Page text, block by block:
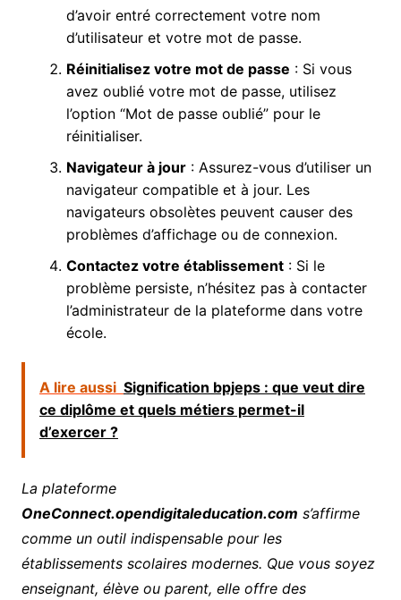
d’avoir entré correctement votre nom
d’utilisateur et votre mot de passe.
Réinitialisez votre mot de passe : Si vous
avez oublié votre mot de passe, utilisez
l’option “Mot de passe oublié” pour le
réinitialiser.
Navigateur à jour: Assurez-vous d’utiliser un
navigateur compatible et à jour. Les
navigateurs obsolètes peuvent causer des
problèmes d’affichage ou de connexion.
Contactez votre établissement: Si le
problème persiste, n’hésitez pas à contacter
l’administrateur de la plateforme dans votre
école.
A lire aussi Signification bpjeps : que veut dire
ce diplôme et quels métiers permet-il
d’exercer ?
La plateforme
OneConnect.opendigitaleducation.com s’affirme
comme un outil indispensable pour les
établissements scolaires modernes. Que vous soyez
enseignant, élève ou parent, elle offre des